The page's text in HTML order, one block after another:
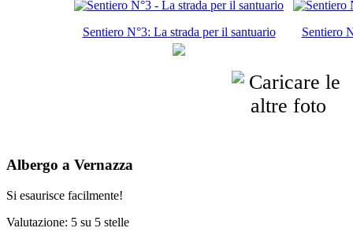
Sentiero N°3: La strada per il santuario Sentiero
Albergo a Vernazza
Si esaurisce facilmente!
Valutazione: 5 su 5 stelle